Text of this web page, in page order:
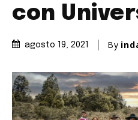
con
agosto 19, 2021 By